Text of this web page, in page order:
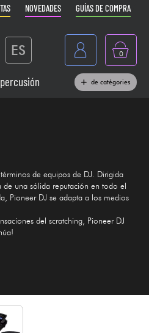
NOVEDADES GUÍAS DE COMPRA
ES 0
de catégories
de equipos de DJ. Dirigida
una sólida reputación en todo el
Pioneer DJ se adapta a los medios
del scratching, Pioneer DJ